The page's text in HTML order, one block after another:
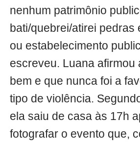
nenhum patrimônio
bati/quebrei/atirei pedras
ou estabelecimento
escreveu. Luana afirmou
bem e que nunca foi a
tipo de violência.
ela saiu de casa às 17h
fotografar o evento que,